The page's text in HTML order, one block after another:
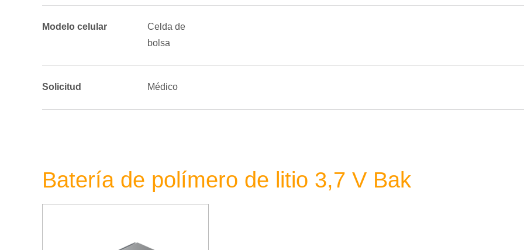
Modelo celular
Celda de
bolsa
Solicitud Médico
Batería de polímero de litio 3,7 V Bak